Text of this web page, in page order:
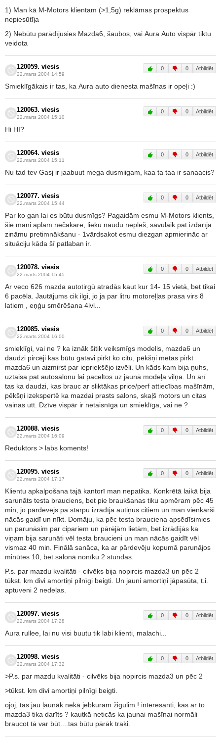
1) Man kā M-Motors klientam (>1,5g) reklāmas prospektus
nepiesūtīja
2) Nebūtu parādījusies Mazda6, šaubos, vai Aura Auto vispār tiktu
veidota
120059. viesis
22.marts 2004 14:59
0 0 Atbildēt
Smieklīgākais ir tas, ka Aura auto dienesta mašīnas ir opeļi :)
120063. viesis
22.marts 2004 15:10
0 0 Atbildēt
Hi HI?
120064. viesis
22.marts 2004 15:11
0 0 Atbildēt
Nu tad tev Gasj ir jaabuut mega dusmiigam, kaa ta taa ir sanaacis?
120077. viesis
22.marts 2004 15:44
0 0 Atbildēt
Par ko gan lai es būtu dusmīgs? Pagaidām esmu M-Motors klients,
šie mani aplam nečakarē, lieku naudu neplēš, savulaik pat izdarīja
zināmu pretimnākšanu - 1vārdsakot esmu diezgan apmierināc ar
situāciju kāda šī patlaban ir.
120078. viesis
22.marts 2004 15:45
0 0 Atbildēt
Ar veco 626 mazda autotirgū atradās kaut kur 14- 15 vietā, bet tikai
6 pacēla. Jautājums cik ilgi, jo ja par litru motoreļļas prasa virs 8
latiem , eņģu smērēšana 4lvl...
120085. viesis
22.marts 2004 16:00
0 0 Atbildēt
smieklīgi, vai ne ? ka iznāk šitik veiksmīgs modelis, mazda6 un
daudzi pircēji kas būtu gatavi pirkt ko citu, pēkšņi metas pirkt
mazda6 un aizmirst par iepriekšējo izvēli. Un kāds kam bija ņuhs,
uztaisa pat autosalonu lai paceltos uz jaunā modeļa viļņa. Un arī
tas ka daudzi, kas brauc ar sliktākas price/perf attiecības mašīnām,
pēkšņi izekspertē ka mazdai prasts salons, skaļš motors un citas
vainas utt. Dzīve vispār ir netaisnīga un smieklīga, vai ne ?
120088. viesis
22.marts 2004 16:09
0 0 Atbildēt
Reduktors > labs koments!
120095. viesis
22.marts 2004 17:17
0 0 Atbildēt
Klientu apkalpošana tajā kantorī man nepatika. Konkrētā laikā bija
sarunāts testa brauciens, bet pie braukšanas tiku apmēram pēc 45
min, jo pārdevējs pa starpu izrādīja autiņus citiem un man vienkārši
nācās gaidī un nīkt. Domāju, ka pēc testa brauciena apsēdīsimies
un parunāsim par cipariem un pārējām lietām, bet izrādījās ka
viņam bija sarunāti vēl testa braucieni un man nācās gaidīt vēl
vismaz 40 min. Finālā sanāca, ka ar pārdevēju kopumā parunājos
minūtes 10, bet salonā nonīku 2 stundas.
P.s. par mazdu kvalitāti - cilvēks bija nopircis mazda3 un pēc 2
tūkst. km divi amortiņi pilnīgi beigti. Un jauni amortiņi jāpasūta, t.i.
aptuveni 2 nedeļas.
120097. viesis
22.marts 2004 17:28
0 0 Atbildēt
Aura rullee, lai nu visi buutu tik labi klienti, malachi...
120098. viesis
22.marts 2004 17:32
0 0 Atbildēt
>P.s. par mazdu kvalitāti - cilvēks bija nopircis mazda3 un pēc 2
>tūkst. km divi amortiņi pilnīgi beigti.
ojoj, tas jau ļaunāk nekā jebkuram žigulim ! interesanti, kas ar to
mazda3 tika darīts ? kautkā neticās ka jaunai mašīnai normāli
braucot tā var būt....tas būtu pārāk traki.